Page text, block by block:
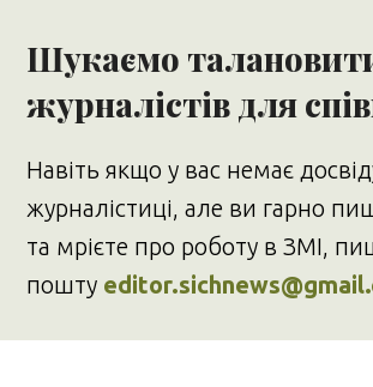
Шукаємо
журналістів для
Навіть якщо у вас немає
журналістиці, але ви гарно
та мрієте про роботу в ЗМІ,
пошту